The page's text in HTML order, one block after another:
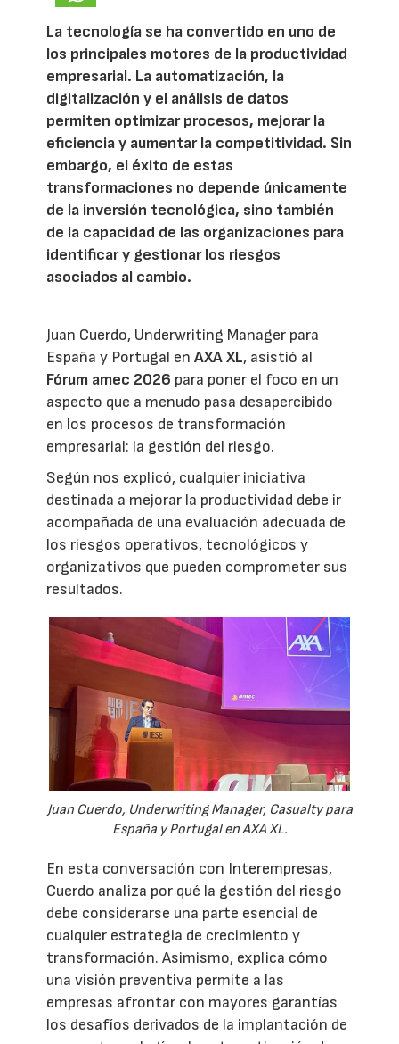
La tecnología se ha convertido en uno de
los principales motores de la productividad
empresarial. La automatización, la
digitalización y el análisis de datos
permiten optimizar procesos, mejorar la
eficiencia y aumentar la competitividad. Sin
embargo, el éxito de estas
transformaciones no depende únicamente
de la inversión tecnológica, sino también
de la capacidad de las organizaciones para
identificar y gestionar los riesgos
asociados al cambio.
Juan Cuerdo, Underwriting Manager para
España y Portugal enAXA XL, asistió al
Fórum amec 2026 para poner el foco en un
aspecto que a menudo pasa desapercibido
en los procesos de transformación
empresarial: la gestión del riesgo.
Según nos explicó, cualquier iniciativa
destinada a mejorar la productividad debe ir
acompañada de una evaluación adecuada de
los riesgos operativos, tecnológicos y
organizativos que pueden comprometer sus
resultados.
Juan Cuerdo, Underwriting Manager, Casualty para
España y Portugal en AXA XL.
En esta conversación con Interempresas,
Cuerdo analiza por qué la gestión del riesgo
debe considerarse una parte esencial de
cualquier estrategia de crecimiento y
transformación. Asimismo, explica cómo
una visión preventiva permite a las
empresas afrontar con mayores garantías
los desafíos derivados de la implantación de